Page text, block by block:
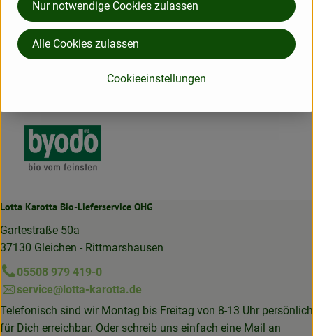
Hersteller: Byodo
Lotta Karotta Bio-Lieferservice OHG
Gartestraße 50a
37130 Gleichen - Rittmarshausen
05508 979 419-0
service@lotta-karotta.de
Telefonisch sind wir Montag bis Freitag von 8-13 Uhr persönlich
für Dich erreichbar. Oder schreib uns einfach eine Mail an
Cookieeinstellungen
Nur notwendige Cookies zulassen
Alle Cookies zulassen